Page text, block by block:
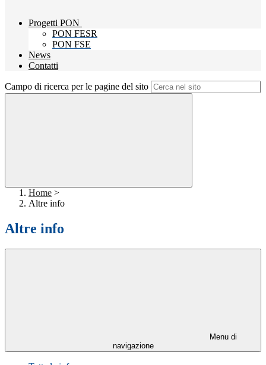
Progetti PON
PON FESR
PON FSE
News
Contatti
Campo di ricerca per le pagine del sito
Home >
Altre info
Altre info
Menu di
navigazione